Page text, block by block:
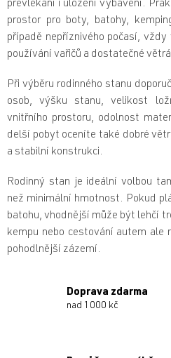
y
v
ý
p
i
u
převlékání i uložení vybavení.
prostor pro boty, batohy,
případě nepříznivého počasí,
používání vařičů a dostatečné
Při výběru rodinného stanu
osob, výšku stanu, velikost
vnitřního prostoru, odolnost
delší pobyt oceníte také dobré
a stabilní konstrukci.
Rodinný stan je ideální volbou
než minimální hmotnost. Pokud
batohu, vhodnější může být lehčí
kempu nebo cestování autem ale
pohodlnější zázemí.
Doprava zdarma
nad 1000 kč